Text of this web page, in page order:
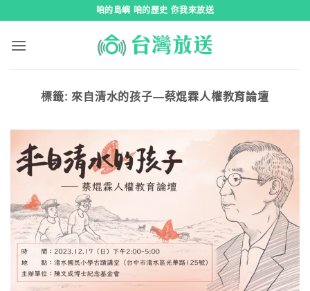
咱的島嶼 咱的歷史 你我來放送
標籤: 來自清水的孩子—蔡焜霖人權教育論壇